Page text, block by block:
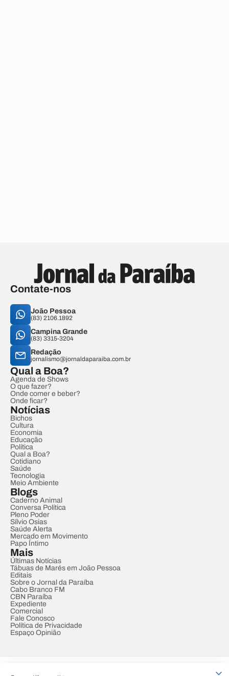
Contate-nos
João Pessoa
(83) 2106.1892
Campina Grande
(83) 3315-3204
Redação
jornalismo@jornaldaparaiba.com.br
Qual a Boa?
Agenda de Shows
O que fazer?
Onde comer e beber?
Onde ficar?
Notícias
Bichos
Cultura
Economia
Educação
Política
Qual a Boa?
Cotidiano
Saúde
Tecnologia
Meio Ambiente
Blogs
Caderno Animal
Conversa Política
Pleno Poder
Sílvio Osias
Saúde Alerta
Mercado em Movimento
Papo Íntimo
Mais
Últimas Notícias
Tábuas de Marés em João Pessoa
Editais
Sobre o Jornal da Paraíba
Cabo Branco FM
CBN Paraíba
Expediente
Comercial
Fale Conosco
Política de Privacidade
Espaço Opinião